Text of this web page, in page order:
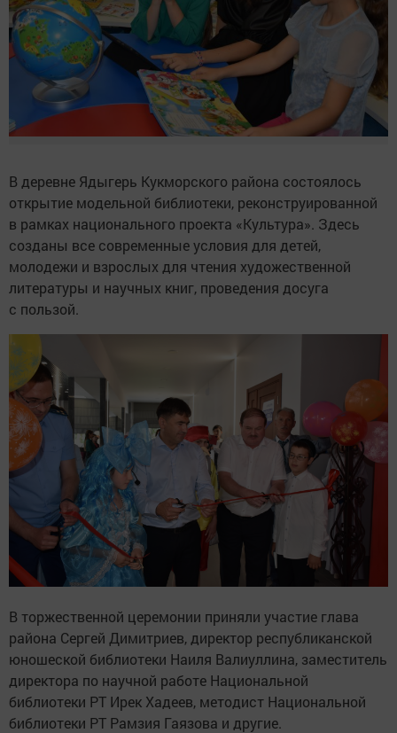
В деревне Ядыгерь Кукморского района состоялось
открытие модельной библиотеки, реконструированной
в рамках национального проекта «Культура». Здесь
созданы все современные условия для детей,
молодежи и взрослых для чтения художественной
литературы и научных книг, проведения досуга
с пользой.
В торжественной церемонии приняли участие глава
района Сергей Димитриев, директор республиканской
юношеской библиотеки Наиля Валиуллина, заместитель
директора по научной работе Национальной
библиотеки РТ Ирек Хадеев, методист Национальной
библиотеки РТ Рамзия Гаязова и другие.